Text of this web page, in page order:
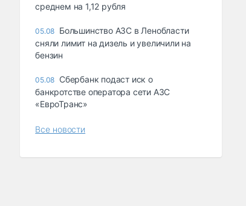
среднем на 1,12 рубля
05.08 Большинство АЗС в Ленобласти
сняли лимит на дизель и увеличили на
бензин
05.08 Сбербанк подаст иск о
банкротстве оператора сети АЗС
«ЕвроТранс»
Все новости